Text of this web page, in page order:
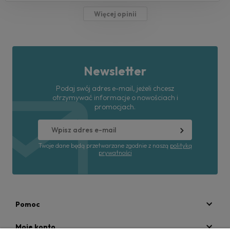
Więcej opinii
Newsletter
Podaj swój adres e-mail, jeżeli chcesz
otrzymywać informacje o nowościach i
promocjach.
Twoje dane będą przetwarzane zgodnie z naszą polityką
prywatności
Pomoc
Moje konto